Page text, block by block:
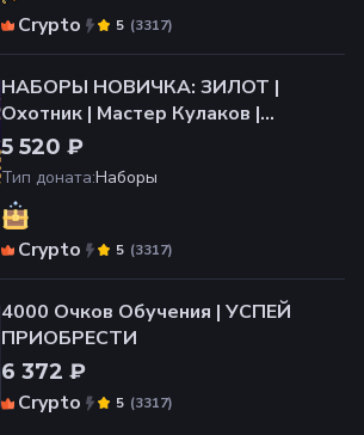
Crypto (3317)
5
НАБОРЫ НОВИЧКА: ЗИЛОТ |
Охотник | Мастер Кулаков |
Хранитель душ | Фанатик -- УСПЕЙ
ПРИОБРЕСТИ
5 520 ₽
Тип доната:Наборы
Crypto (3317)
5
4000 Очков Обучения | УСПЕЙ
ПРИОБРЕСТИ
6 372 ₽
Crypto
(3317)
5